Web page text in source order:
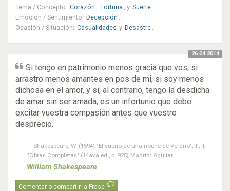
Tema / Concepto: Corazón Fortuna , y Suerte
Emoción / Sentimiento: Decepción
Ocasión / Situación: Casualidades y Desastre
26.04.2014
Si tengo en patrimonio menos gracia que vos; si
arrastro menos amantes en pos de mi; si soy menos
dichosa en el amor, y si, al contrario, tengo la desdicha
de amar sin ser amada, es un infortunio que debe
excitar vuestra compasión antes que vuestro
desprecio.
Shakespeare, W. (1594) "El sueño de una noche de Verano", III, II,
"Obras Completas" (14ava ed., p. 925) Madrid: Aguilar
William Shakespeare
Comentar o compartir la Frase